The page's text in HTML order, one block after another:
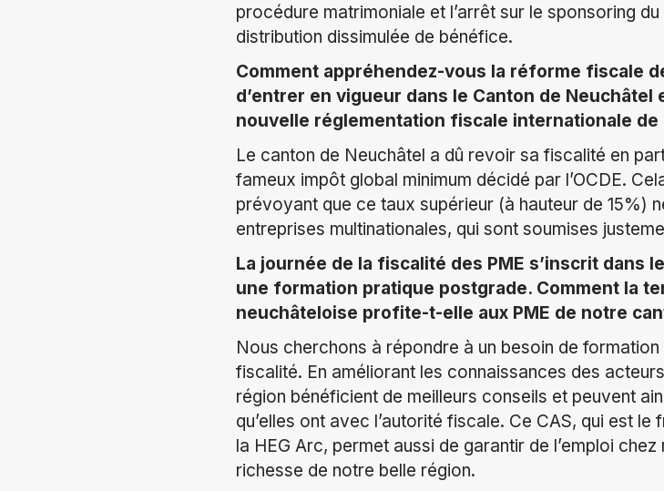
procédure matrimoniale et l’arrêt sur le sponsoring
distribution dissimulée de bénéfice.
Comment appréhendez-vous la réforme fiscale
d’entrer en vigueur dans le Canton de Neuchâtel
nouvelle réglementation fiscale internationale de
Le canton de Neuchâtel a dû revoir sa fiscalité en
fameux impôt global minimum décidé par l’OCDE.
prévoyant que ce taux supérieur (à hauteur de 15%)
entreprises multinationales, qui sont soumises
La journée de la fiscalité des PME s’inscrit dans
une formation pratique postgrade. Comment la
neuchâteloise profite-t-elle aux PME de notre
Nous cherchons à répondre à un besoin de
fiscalité. En améliorant les connaissances des
région bénéficient de meilleurs conseils et peuvent
qu’elles ont avec l’autorité fiscale. Ce CAS, qui est le
la HEG Arc, permet aussi de garantir de l’emploi
richesse de notre belle région.